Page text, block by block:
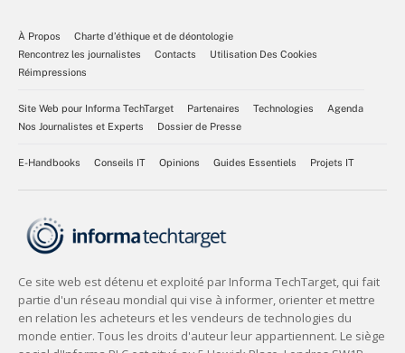
À Propos
Charte d’éthique et de déontologie
Rencontrez les journalistes
Contacts
Utilisation Des Cookies
Réimpressions
Site Web pour Informa TechTarget Partenaires Technologies
Agenda
Nos Journalistes et Experts
Dossier de Presse
E-Handbooks Conseils IT Opinions Guides Essentiels Projets IT